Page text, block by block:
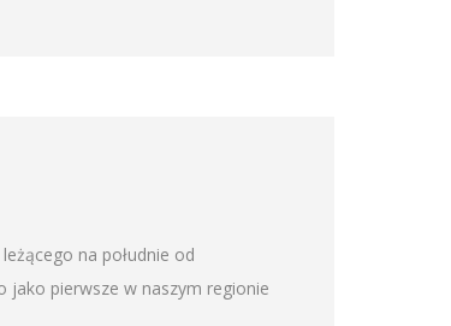
na południe od
jako pierwsze w naszym regionie